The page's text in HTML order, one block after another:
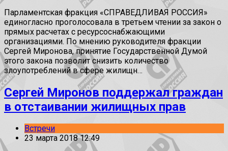
Парламентская фракция «СПРАВЕДЛИВАЯ РОССИЯ»
единогласно проголосовала в третьем чтении за закон о
прямых расчетах с ресурсоснабжающими
организациями. По мнению руководителя фракции
Сергей Миронова, принятие Государственной Думой
этого закона позволит снизить количество
злоупотреблений в сфере жилищн…
Сергей Миронов поддержал граждан
в отстаивании жилищных прав
Встречи
23 марта 2018 12:49